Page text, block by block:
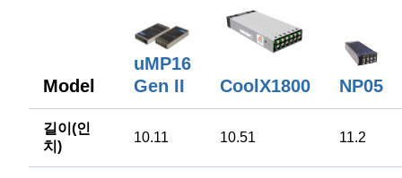
Model
uMP16
Gen II
CoolX1800 NP05
길이(인
치)
10.11 10.51 11.2